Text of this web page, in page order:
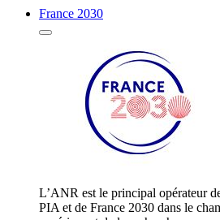
France 2030
L’ANR est le principal opérateur
PIA et de France 2030 dans le